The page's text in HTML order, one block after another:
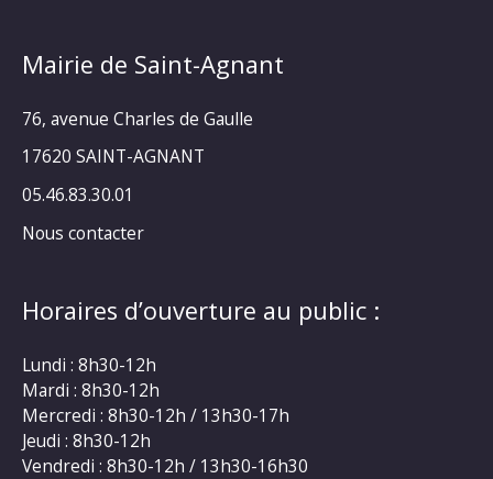
Mairie de Saint-Agnant
76, avenue Charles de Gaulle
17620 SAINT-AGNANT
05.46.83.30.01
Nous contacter
Horaires d’ouverture au public :
Lundi : 8h30-12h
Mardi : 8h30-12h
Mercredi : 8h30-12h / 13h30-17h
Jeudi : 8h30-12h
Vendredi : 8h30-12h / 13h30-16h30